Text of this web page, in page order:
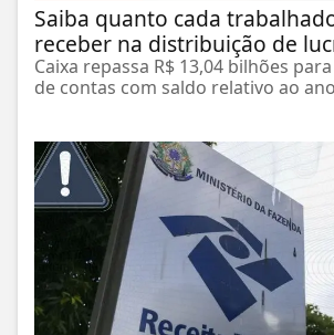
Saiba quanto cada
receber na distribuição de
Caixa repassa R$ 13,04 bilhões
de contas com saldo relativo ao